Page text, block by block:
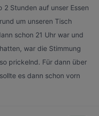
Stunden auf unser Essen
um unseren Tisch
schon 21 Uhr war und
war die Stimmung
prickelnd. Für dann über
es dann schon vorn